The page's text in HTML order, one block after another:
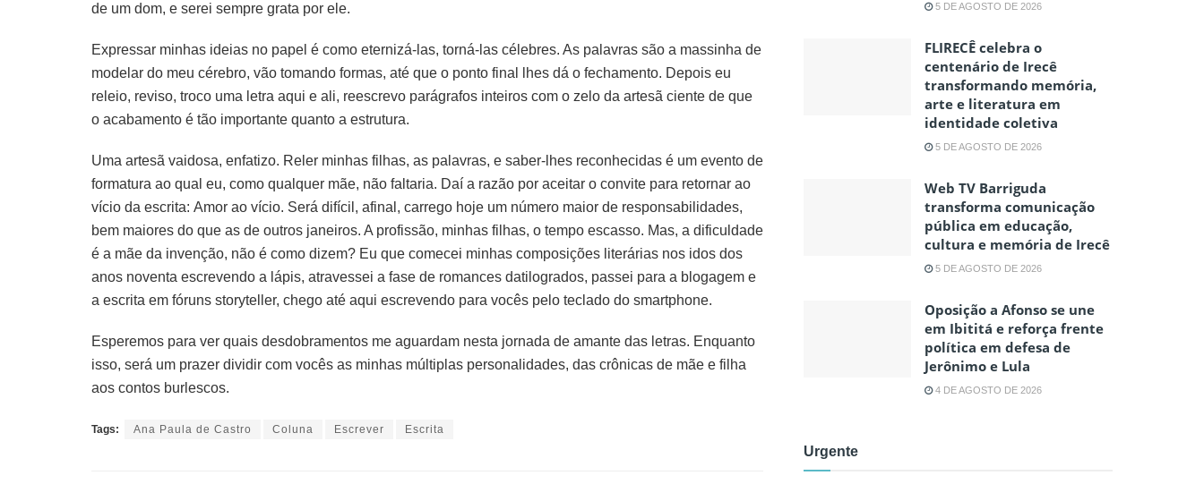
de um dom, e serei sempre grata por ele.
Expressar minhas ideias no papel é como eternizá-las, torná-las célebres. As palavras são a massinha de
modelar do meu cérebro, vão tomando formas, até que o ponto final lhes dá o fechamento. Depois eu
releio, reviso, troco uma letra aqui e ali, reescrevo parágrafos inteiros com o zelo da artesã ciente de que
o acabamento é tão importante quanto a estrutura.
Uma artesã vaidosa, enfatizo. Reler minhas filhas, as palavras, e saber-lhes reconhecidas é um evento de
formatura ao qual eu, como qualquer mãe, não faltaria. Daí a razão por aceitar o convite para retornar ao
vício da escrita: Amor ao vício. Será difícil, afinal, carrego hoje um número maior de responsabilidades,
bem maiores do que as de outros janeiros. A profissão, minhas filhas, o tempo escasso. Mas, a dificuldade
é a mãe da invenção, não é como dizem? Eu que comecei minhas composições literárias nos idos dos
anos noventa escrevendo a lápis, atravessei a fase de romances datilogrados, passei para a blogagem e
a escrita em fóruns storyteller, chego até aqui escrevendo para vocês pelo teclado do smartphone.
Esperemos para ver quais desdobramentos me aguardam nesta jornada de amante das letras. Enquanto
isso, será um prazer dividir com vocês as minhas múltiplas personalidades, das crônicas de mãe e filha
aos contos burlescos.
Tags: Ana Paula de Castro Coluna Escrever Escrita
5 DE AGOSTO DE 2026
FLIRECÊ celebra o
centenário de Irecê
transformando memória,
arte e literatura em
identidade coletiva
5 DE AGOSTO DE 2026
Web TV Barriguda
transforma comunicação
pública em educação,
cultura e memória de Irecê
5 DE AGOSTO DE 2026
Oposição a Afonso se une
em Ibititá e reforça frente
política em defesa de
Jerônimo e Lula
4 DE AGOSTO DE 2026
Urgente